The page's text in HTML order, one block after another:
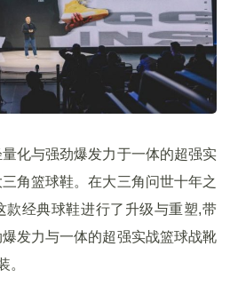
化与强劲爆发力于一体的超强实
角篮球鞋。在大三角问世十年之
款经典球鞋进行了升级与重塑,带
发力与一体的超强实战篮球战靴
。